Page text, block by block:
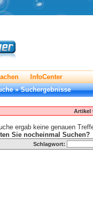
InfoCenter
»Suchergebnisse
Artikel
ergab keine genauen
Sie nocheinmal Suchen?
Schlagwort: